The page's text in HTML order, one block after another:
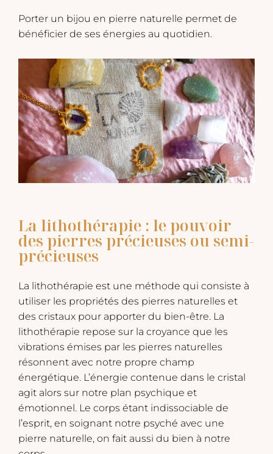
Porter un bijou en pierre naturelle permet de
bénéficier de ses énergies au quotidien.
La lithothérapie : le pouvoir
des pierres précieuses ou semi-
précieuses
La lithothérapie est une méthode qui consiste à
utiliser les propriétés des pierres naturelles et
des cristaux pour apporter du bien-être. La
lithothérapie repose sur la croyance que les
vibrations émises par les pierres naturelles
résonnent avec notre propre champ
énergétique. L’énergie contenue dans le cristal
agit alors sur notre plan psychique et
émotionnel. Le corps étant indissociable de
l’esprit, en soignant notre psyché avec une
pierre naturelle, on fait aussi du bien à notre